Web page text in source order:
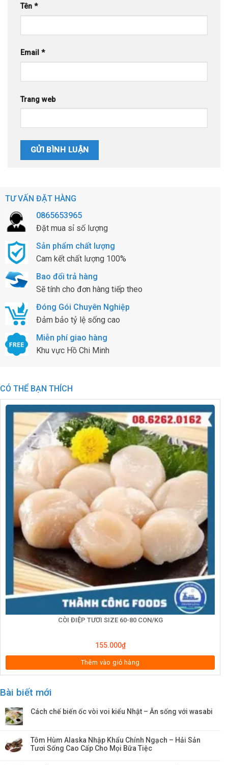
TƯ VẤN ĐẶT HÀNG
0865653965
Đặt mua sỉ số lượng
Sản phẩm chất lượng
Cam kết chất lượng 100%
Bao đổi trả hàng
Sẽ tính cho đơn hàng tiếp theo
Đóng Gói Chuyên Nghiệp
Đảm bảo tỷ lệ sống cao
Miễn phí giao hàng
Khu vực Hồ Chi Minh
CÓ THỂ BẠN THÍCH
CÒI ĐIỆP TƯƠI SIZE 60-80 CON/KG
155.000₫
Thêm vào giỏ hàng
Bài biết mới
Cách chế biến ốc vòi voi kiểu Nhật – Ăn sống với wasabi
Tôm Hùm Alaska Nhập Khẩu Chính Ngạch – Hải Sản
Tươi Sống Cao Cấp Cho Mọi Bữa Tiệc
Tên *
Email *
Trang web